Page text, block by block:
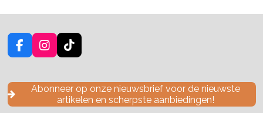
F
a
e
o
I
n
t
a
g
T
i
T
o
k
Abonneer op onze nieuwsbrief voor de nieuwste
artikelen en scherpste aanbiedingen!